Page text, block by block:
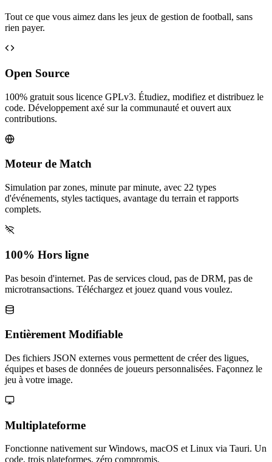
Tout ce que vous aimez dans les jeux de gestion de football, sans
rien payer.
Open Source
100% gratuit sous licence GPLv3. Étudiez, modifiez et distribuez le
code. Développement axé sur la communauté et ouvert aux
contributions.
Moteur de Match
Simulation par zones, minute par minute, avec 22 types
d'événements, styles tactiques, avantage du terrain et rapports
complets.
100% Hors ligne
Pas besoin d'internet. Pas de services cloud, pas de DRM, pas de
microtransactions. Téléchargez et jouez quand vous voulez.
Entièrement Modifiable
Des fichiers JSON externes vous permettent de créer des ligues,
équipes et bases de données de joueurs personnalisées. Façonnez le
jeu à votre image.
Multiplateforme
Fonctionne nativement sur Windows, macOS et Linux via Tauri. Un
code, trois plateformes, zéro compromis.